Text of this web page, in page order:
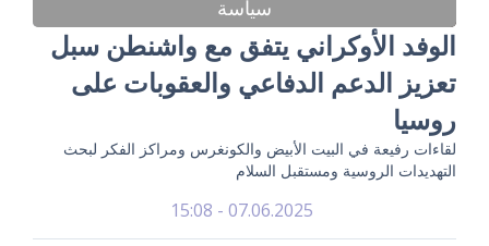
سياسة
الوفد الأوكراني يتفق مع واشنطن سبل
تعزيز الدعم الدفاعي والعقوبات على
روسيا
لقاءات رفيعة في البيت الأبيض والكونغرس ومراكز الفكر لبحث
التهديدات الروسية ومستقبل السلام
07.06.2025 - 15:08